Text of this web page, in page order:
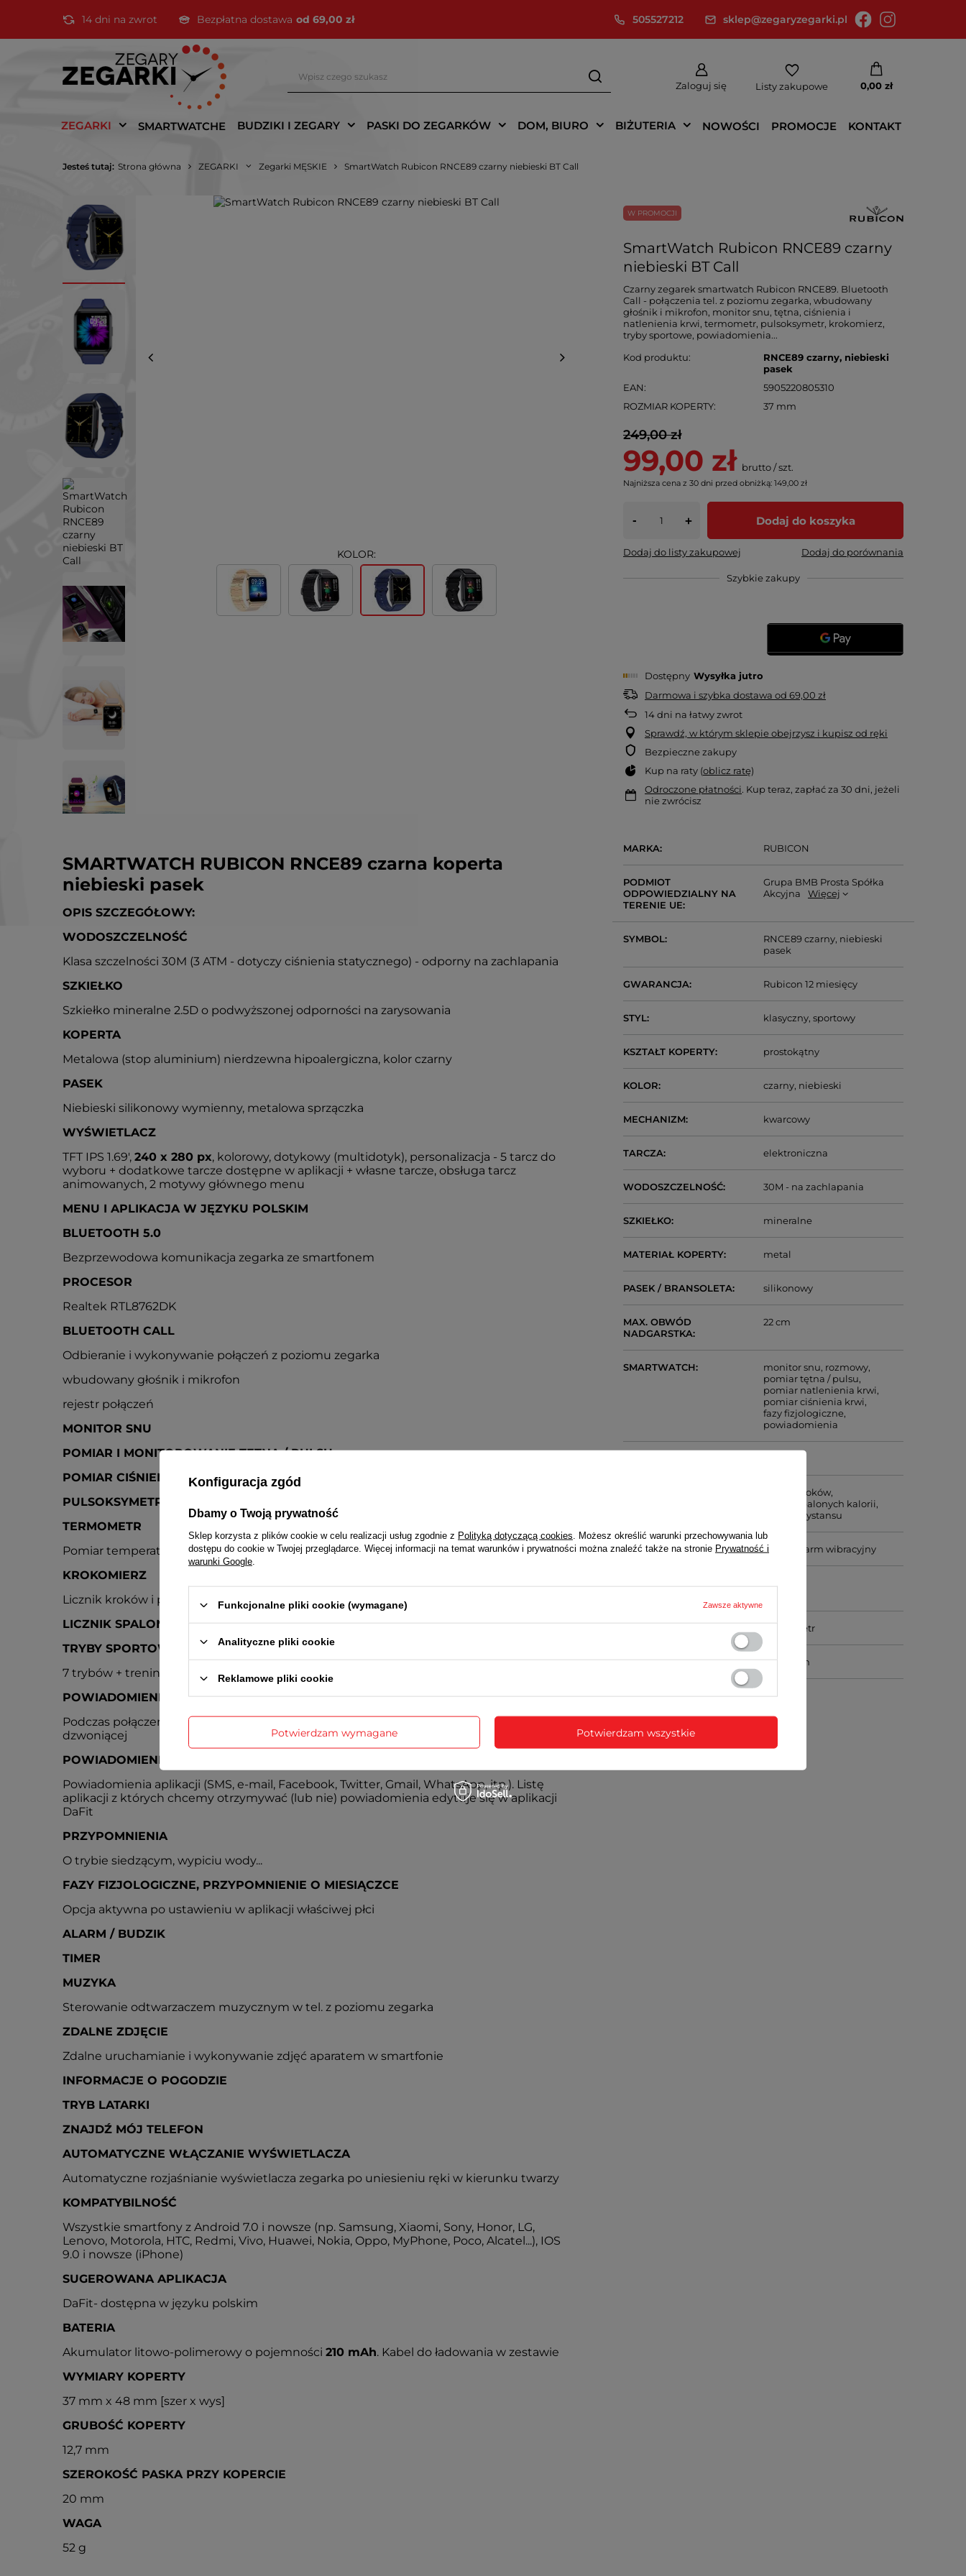
14 dni na zwrot Bezpłatna dostawa od 69,00 zł 505527212 sklep@zegaryzegarki.pl
Zaloguj się Listy zakupowe 0,00 zł
ZEGARKI SMARTWATCHE BUDZIKI I ZEGARY PASKI DO ZEGARKÓW DOM, BIURO BIŻUTERIA NOWOŚCI PROMOCJE KONTAKT
Jesteś tutaj: Strona główna ZEGARKI Zegarki MĘSKIE SmartWatch Rubicon RNCE89 czarny niebieski BT Call
KOLOR:
W PROMOCJI
SmartWatch Rubicon RNCE89 czarny
niebieski BT Call
Czarny zegarek smartwatch Rubicon RNCE89. Bluetooth
Call - połączenia tel. z poziomu zegarka, wbudowany
głośnik i mikrofon, monitor snu, tętna, ciśnienia i
natlenienia krwi, termometr, pulsoksymetr, krokomierz,
tryby sportowe, powiadomienia...
Kod produktu
RNCE89 czarny, niebieski
pasek
EAN
5905220805310
ROZMIAR KOPERTY
37 mm
249,00 zł
99,00 zł brutto/szt.
Najniższa cena z 30 dni przed obniżką:149,00 zł
- + Dodaj do koszyka
Dodaj do listy zakupowej Dodaj do porównania
Szybkie zakupy
Dostępny Wysyłka jutro
Darmowa i szybka dostawa od69,00 zł
14dni na łatwy zwrot
Sprawdź, w którym sklepie obejrzysz i kupisz od ręki
Bezpieczne zakupy
Kup na raty (oblicz ratę)
Odroczone płatności. Kup teraz, zapłać za 30 dni, jeżeli
nie zwrócisz
SMARTWATCH RUBICON RNCE89 czarna koperta
niebieski pasek
OPIS SZCZEGÓŁOWY:
WODOSZCZELNOŚĆ
Klasa szczelności 30M (3 ATM - dotyczy ciśnienia statycznego) - odporny na zachlapania
SZKIEŁKO
Szkiełko mineralne 2.5D o podwyższonej odporności na zarysowania
KOPERTA
Metalowa (stop aluminium) nierdzewna hipoalergiczna, kolor czarny
PASEK
Niebieski silikonowy wymienny, metalowa sprzączka
WYŚWIETLACZ
TFT IPS 1.69', 240 x 280 px, kolorowy, dotykowy (multidotyk), personalizacja - 5 tarcz do
wyboru + dodatkowe tarcze dostępne w aplikacji + własne tarcze, obsługa tarcz
animowanych, 2 motywy głównego menu
MENU I APLIKACJA W JĘZYKU POLSKIM
BLUETOOTH 5.0
Bezprzewodowa komunikacja zegarka ze smartfonem
PROCESOR
Realtek RTL8762DK
BLUETOOTH CALL
Odbieranie i wykonywanie połączeń z poziomu zegarka
wbudowany głośnik i mikrofon
rejestr połączeń
MONITOR SNU
POMIAR I MONITOROWANIE TĘTNA / PULSU
POMIAR CIŚNIENIA KRWI
PULSOKSYMETR, SpO2, SATURACJA - POZIOM NATLENIENIA KRWI
TERMOMETR
Pomiar temperatury ciała
KROKOMIERZ
Licznik kroków i przebyty dystans
LICZNIK SPALONYCH KALORII
TRYBY SPORTOWE / TRENINGOWE
7 trybów + trening oddechu
POWIADOMIENIA O POŁĄCZENIACH PRZYCHODZĄCYCH
Podczas połączenia przychodzącego zegarek wibruje i wyświetla informacje o osobie
dzwoniącej
POWIADOMIENIA PUSH
Powiadomienia aplikacji (SMS, e-mail, Facebook, Twitter, Gmail, WhatsApp, itp.). Listę
aplikacji z których chcemy otrzymywać (lub nie) powiadomienia edytuje się w aplikacji
DaFit
PRZYPOMNIENIA
O trybie siedzącym, wypiciu wody...
FAZY FIZJOLOGICZNE, PRZYPOMNIENIE O MIESIĄCZCE
Opcja aktywna po ustawieniu w aplikacji właściwej płci
ALARM / BUDZIK
TIMER
MUZYKA
Sterowanie odtwarzaczem muzycznym w tel. z poziomu zegarka
ZDALNE ZDJĘCIE
Zdalne uruchamianie i wykonywanie zdjęć aparatem w smartfonie
INFORMACJE O POGODZIE
TRYB LATARKI
ZNAJDŹ MÓJ TELEFON
AUTOMATYCZNE WŁĄCZANIE WYŚWIETLACZA
Automatyczne rozjaśnianie wyświetlacza zegarka po uniesieniu ręki w kierunku twarzy
KOMPATYBILNOŚĆ
Wszystkie smartfony z Android 7.0 i nowsze (np. Samsung, Xiaomi, Sony, Honor, LG,
Lenovo, Motorola, HTC, Redmi, Vivo, Huawei, Nokia, Oppo, MyPhone, Poco, Alcatel...), IOS
9.0 i nowsze (iPhone)
SUGEROWANA APLIKACJA
DaFit- dostępna w języku polskim
BATERIA
Akumulator litowo-polimerowy o pojemności 210 mAh. Kabel do ładowania w zestawie
WYMIARY KOPERTY
37 mm x 48 mm [szer x wys]
GRUBOŚĆ KOPERTY
12,7 mm
SZEROKOŚĆ PASKA PRZY KOPERCIE
20 mm
WAGA
52 g
MARKA RUBICON
PODMIOT
ODPOWIEDZIALNY NA
TERENIE UE
Grupa BMB Prosta Spółka
Akcyjna
Więcej
SYMBOL
RNCE89 czarny, niebieski
pasek
GWARANCJA Rubicon 12 miesięcy
STYL klasyczny sportowy
KSZTAŁT KOPERTY prostokątny
KOLOR czarny niebieski
MECHANIZM kwarcowy
TARCZA elektroniczna
WODOSZCZELNOŚĆ 30M - na zachlapania
SZKIEŁKO mineralne
MATERIAŁ KOPERTY metal
PASEK / BRANSOLETA silikonowy
MAX. OBWÓD
NADGARSTKA
22 cm
SMARTWATCH monitor snu rozmowy
pomiar tętna / pulsu
pomiar natlenienia krwi
pomiar ciśnienia krwi
fazy fizjologiczne
powiadomienia
licznik kroków
licznik spalonych kalorii
pomiar dystansu
ALARMY alarm alarm wibracyjny
termometr
bluetooth
timer
Konfiguracja zgód
Dbamy o Twoją prywatność
Sklep korzysta z plików cookie w celu realizacji usług zgodnie z Polityką dotyczącą cookies . Możesz określić warunki przechowywania lub
dostępu do cookie w Twojej przeglądarce. Więcej informacji na temat warunków i prywatności można znaleźć także na stronie Prywatność i
warunki Google
Funkcjonalne pliki cookie (wymagane) Zawsze aktywne
Analityczne pliki cookie
Reklamowe pliki cookie
Potwierdzam wymagane Potwierdzam wszystkie